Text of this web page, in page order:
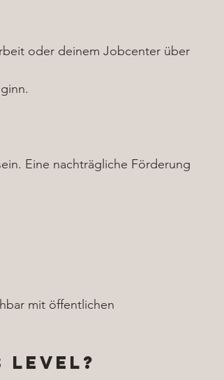
oder deinem Jobcenter über
Eine nachträgliche Förderung
mit öffentlichen